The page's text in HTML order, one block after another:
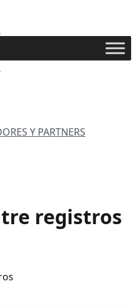
Y PARTNERS
registros